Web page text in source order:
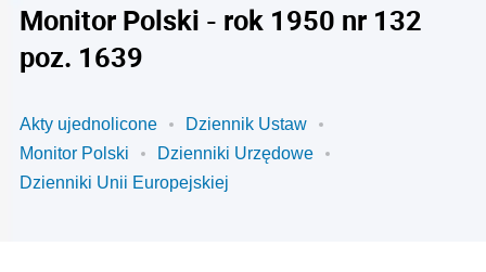
Monitor Polski - rok 1950 nr 132
poz. 1639
Akty ujednolicone
Dziennik Ustaw
Monitor Polski
Dzienniki Urzędowe
Dzienniki Unii Europejskiej